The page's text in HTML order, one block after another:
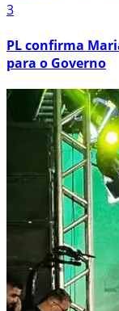
3
PL confirma
para o Governo